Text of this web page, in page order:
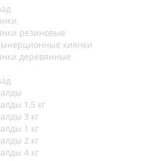
резиновые
киянки
деревянные
1,5 кг
3 кг
1 кг
2 кг
4 кг